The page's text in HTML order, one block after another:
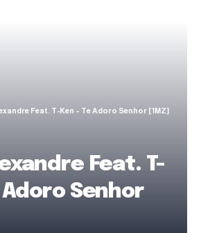
Feat. T-Ken – Te Adoro Senhor [1MZ]
Feat. T-
Adoro Senhor